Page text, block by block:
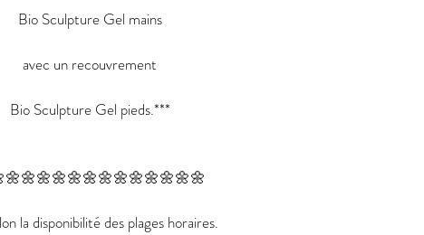
Bio Sculpture Gel mains
avec un recouvrement
Bio Sculpture Gel pieds.***
la disponibilité des plages horaires.